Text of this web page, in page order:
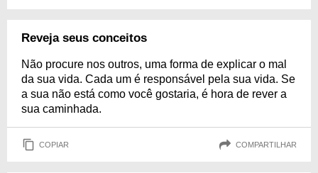
Reveja seus conceitos
Não procure nos outros, uma forma de explicar o mal
da sua vida. Cada um é responsável pela sua vida. Se
a sua não está como você gostaria, é hora de rever a
sua caminhada.
COPIAR COMPARTILHAR